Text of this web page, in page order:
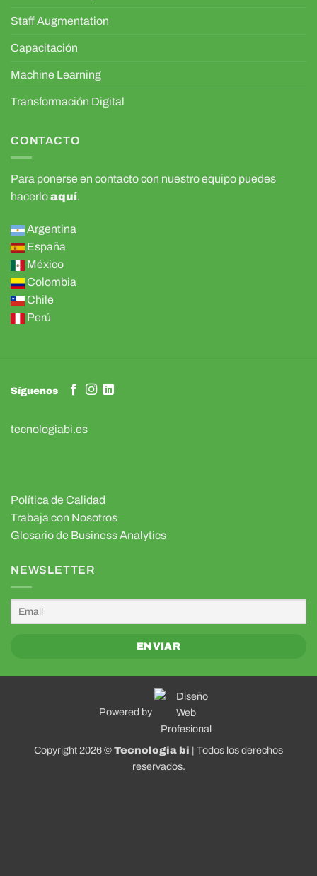
Staff Augmentation
Capacitación
Machine Learning
Transformación Digital
CONTACTO
Para ponerse en contacto con nuestro equipo puedes
hacerloaquí.
Argentina
España
México
Colombia
Chile
Perú
Síguenos
tecnologiabi.es
Política de Calidad
Trabaja con Nosotros
Glosario de Business Analytics
NEWSLETTER
Powered by
Copyright 2026 ©Tecnologia bi | Todos los derechos
reservados.